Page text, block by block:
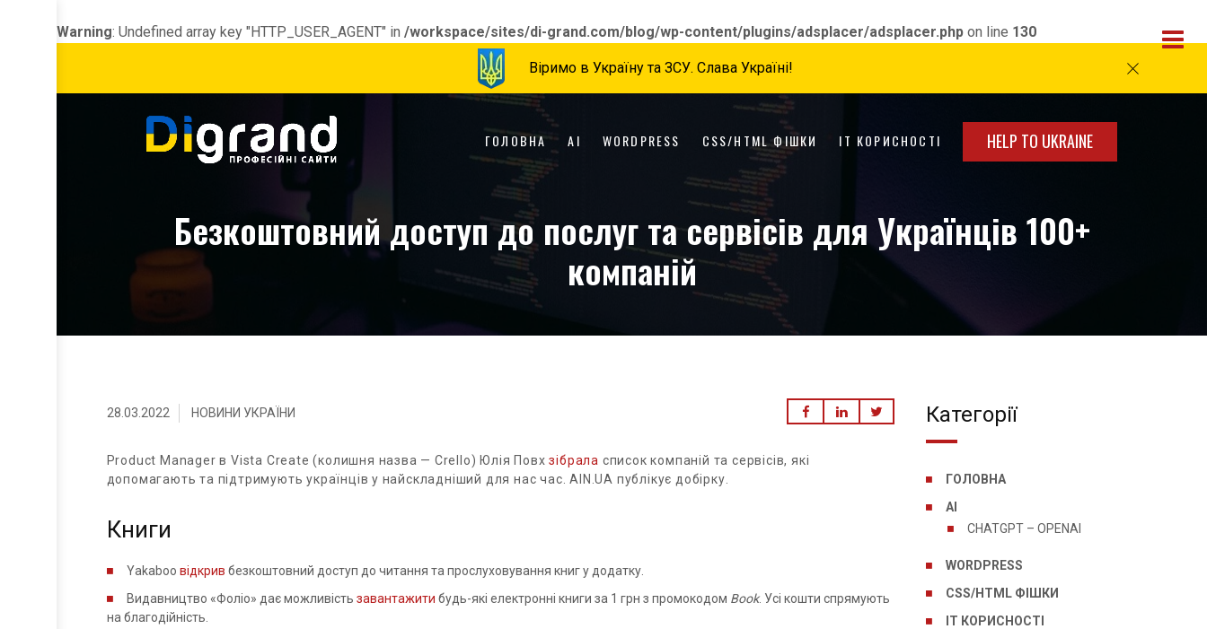
Warning: Undefined array key "HTTP_USER_AGENT" in /workspace/sites/di-grand.com/blog/wp-content/plugins/adsplacer/adsplacer.php on line 130
Віримо в Україну та ЗСУ. Слава Україні!
ГОЛОВНА AI WORDPRESS CSS/HTML ФІШКИ IT КОРИСНОСТІ HELP TO UKRAINE
Безкоштовний доступ до послуг та сервісів для Українців 100+
компаній
Категорії
ГОЛОВНА
AI
CHATGPT – OPENAI
WORDPRESS
CSS/HTML ФІШКИ
IT КОРИСНОСТІ
28.03.2022 НОВИНИ УКРАЇНИ
Product Manager в Vista Create (колишня назва — Crello) Юлія Повхзібрала список компаній та сервісів, які
допомагають та підтримують українців у найскладніший для нас час. AIN.UA публікує добірку.
Книги
Yakaboo відкрив безкоштовний доступ до читання та прослуховування книг у додатку.
Видавництво «Фоліо» дає можливість завантажити будь-які електронні книги за 1 грн з промокодом Book. Усі кошти спрямують
на благодійність.